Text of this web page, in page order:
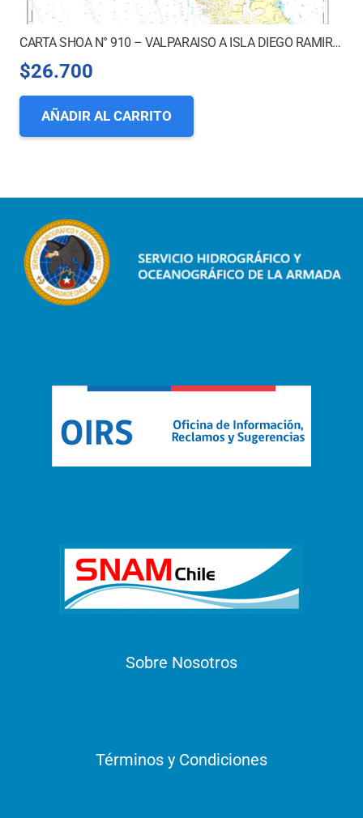
CARTA SHOA N° 910 – VALPARAISO A ISLA DIEGO RAMIREZ
$26.700
AÑADIR AL CARRITO
Sobre Nosotros
Términos y Condiciones